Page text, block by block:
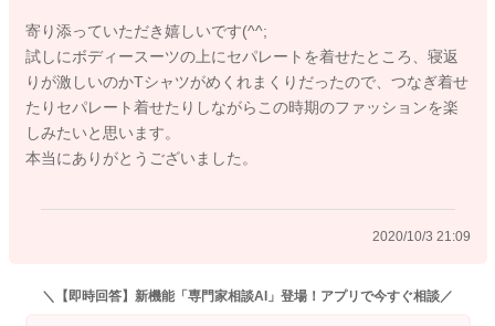
寄り添っていただき嬉しいです(^^;
試しにボディースーツの上にセパレートを着せたところ、寝返
りが激しいのかTシャツがめくれまくりだったので、つなぎ着せ
たりセパレート着せたりしながらこの時期のファッションを楽
しみたいと思います。
本当にありがとうございました。
2020/10/3 21:09
＼【即時回答】新機能「専門家相談AI」登場！アプリで今すぐ相談／